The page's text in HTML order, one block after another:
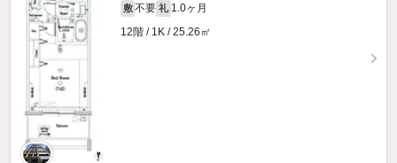
敷 不要 礼 1.0ヶ月
12階 / 1K / 25.26㎡